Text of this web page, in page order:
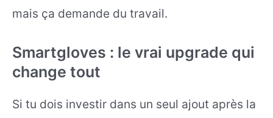
mais ça demande du travail.
Smartgloves : le vrai upgrade qui
change tout
Si tu dois investir dans un seul ajout après la